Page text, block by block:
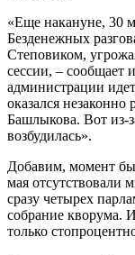
«Еще накануне, 30
Безденежных
Степовиком,
сессии, – сообщает
администрации
оказался
Башлыкова. Вот из-
возбудилась».
Добавим, момент
мая отсутствовали
сразу четырех
собрание кворума.
только